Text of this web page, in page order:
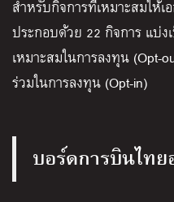
สำหรับกิจการที่เหมาะสมให้
ประกอบด้วย 22 กิจการ แบ่
เหมาะสมในการลงทุน (Opt-
ร่วมในการลงทุน (Opt-in)
บอร์ดการบินไท